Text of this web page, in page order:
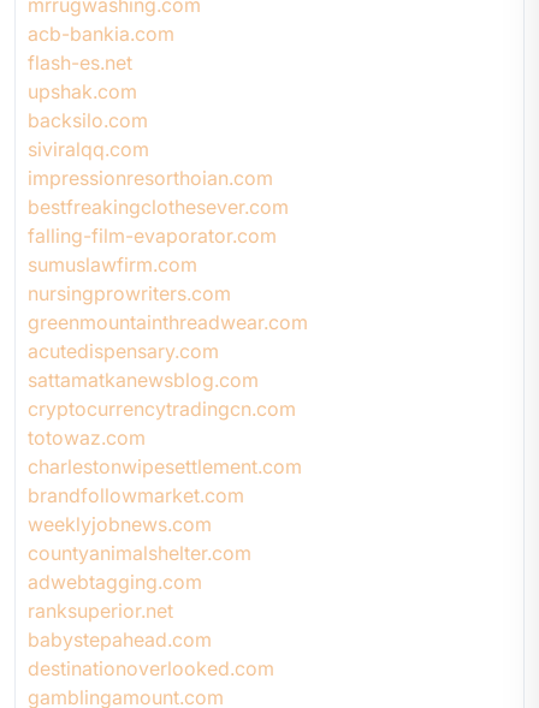
mrrugwashing.com
acb-bankia.com
flash-es.net
upshak.com
backsilo.com
siviralqq.com
impressionresorthoian.com
bestfreakingclothesever.com
falling-film-evaporator.com
sumuslawfirm.com
nursingprowriters.com
greenmountainthreadwear.com
acutedispensary.com
sattamatkanewsblog.com
cryptocurrencytradingcn.com
totowaz.com
charlestonwipesettlement.com
brandfollowmarket.com
weeklyjobnews.com
countyanimalshelter.com
adwebtagging.com
ranksuperior.net
babystepahead.com
destinationoverlooked.com
gamblingamount.com